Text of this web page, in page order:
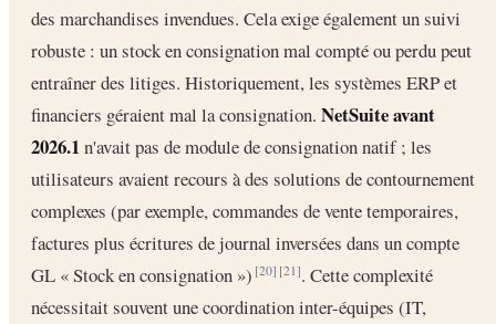
des marchandises invendues. Cela exige également un suivi
robuste : un stock en consignation mal compté ou perdu peut
entraîner des litiges. Historiquement, les systèmes ERP et
financiers géraient mal la consignation. NetSuite avant
2026.1n'avait pas de module de consignation natif ; les
utilisateurs avaient recours à des solutions de contournement
complexes (par exemple, commandes de vente temporaires,
factures plus écritures de journal inversées dans un compte
GL « Stock en consignation »)[20] [21]. Cette complexité
nécessitait souvent une coordination inter-équipes (IT,